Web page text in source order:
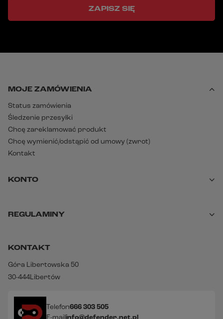
ZAPISZ SIĘ
MOJE ZAMÓWIENIA
Status zamówienia
Śledzenie przesyłki
Chcę zareklamować produkt
Chcę wymienić/odstąpić od umowy (zwrot)
Kontakt
KONTO
REGULAMINY
KONTAKT
Góra Libertowska 50
30-444Libertów
Telefon666 303 505